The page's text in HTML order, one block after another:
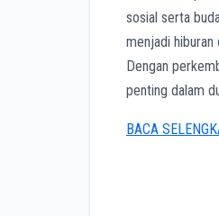
sosial serta
menjadi hiburan
Dengan
penting dalam
BACA